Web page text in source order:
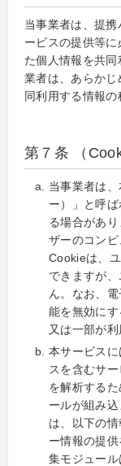
当事業者は、提
ービスの提供等
た個人情報を共
業者は、あらか
同利用する情報の
第７条 （
当事業者は
ー）」と呼
る場合があ
ザーのコンピ
Cookieは、
できますが
ん。なお、
能を無効に
又は一部が
本サービス
スを含むサ
を解析する
ールが組み
は、以下の
ー情報の提
集モジュー